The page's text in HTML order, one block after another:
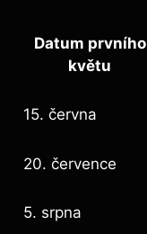
Datum prvního
květu
15. června
20. července
5. srpna